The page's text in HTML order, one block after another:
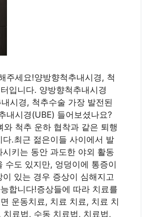
주세요!양방향척추내시경, 척
입니다. 양방향척추내시경
시경, 척추수술 가장 발전된
내시경(UBE) 들어보셨나요?
척추 운하 협착과 같은 퇴행
.최근 젊은이들 사이에서 발
키는 동안 과도한 야외 활동
수도 있지만, 엉덩이에 통증이
있는 경우 증상이 심해지고
합니다!증상들에 따라 치료를
운동치료, 치료 치료, 치료 치
료법, 수동 치료법, 치료법,